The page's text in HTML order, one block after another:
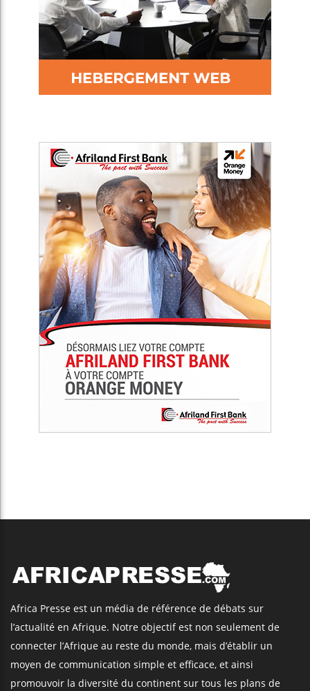
Africa Presse est un média de référence de débats sur
l’actualité en Afrique. Notre objectif est non seulement de
connecter l’Afrique au reste du monde, mais d’établir un
moyen de communication simple et efficace, et ainsi
promouvoir la diversité du continent sur tous les plans de